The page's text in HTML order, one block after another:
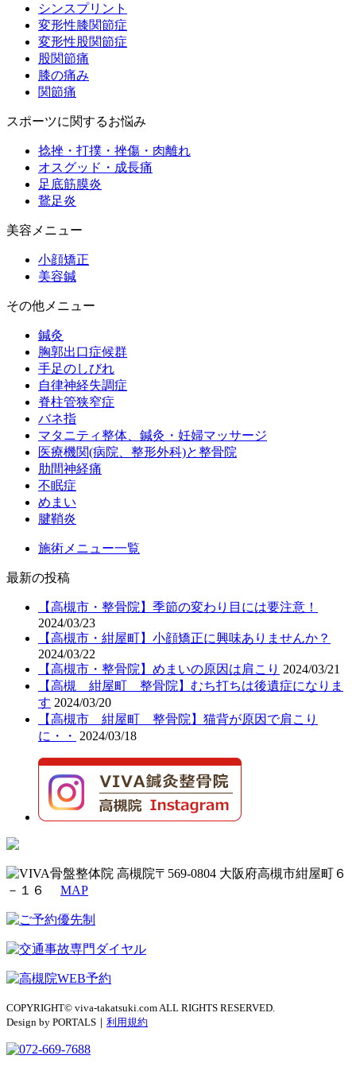
シンスプリント
変形性膝関節症
変形性股関節症
股関節痛
膝の痛み
関節痛
スポーツに関するお悩み
捻挫・打撲・挫傷・肉離れ
オスグッド・成長痛
足底筋膜炎
鵞足炎
美容メニュー
小顔矯正
美容鍼
その他メニュー
鍼灸
胸郭出口症候群
手足のしびれ
自律神経失調症
脊柱管狭窄症
バネ指
マタニティ整体、鍼灸・妊婦マッサージ
医療機関(病院、整形外科)と整骨院
肋間神経痛
不眠症
めまい
腱鞘炎
施術メニュー一覧
最新の投稿
【高槻市・整骨院】季節の変わり目には要注意！
2024/03/23
【高槻市・紺屋町】小顔矯正に興味ありませんか？
2024/03/22
【高槻市・整骨院】めまいの原因は肩こり 2024/03/21
【高槻 紺屋町 整骨院】むち打ちは後遺症になりま
す 2024/03/20
【高槻市 紺屋町 整骨院】猫背が原因で肩こり
に・・
2024/03/18
〒569-0804 大阪府高槻市紺屋町６
－１６ MAP
COPYRIGHT© viva-takatsuki.com ALL RIGHTS RESERVED.
Design by PORTALS｜ 利用規約